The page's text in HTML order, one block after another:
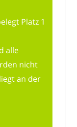
Platz 1
alle
nicht
an der